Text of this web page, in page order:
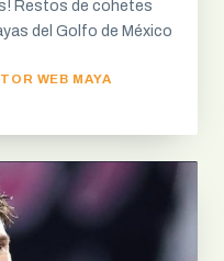
Restos de cohetes
del Golfo de México
WEB MAYA